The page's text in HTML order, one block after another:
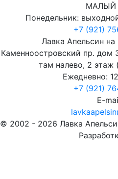
МАЛЫЙ
Понедельник:
+7 (921)
Лавка Апельсин
Каменноостровский пр. дом
там налево, 2
Ежедневно:
+7 (921)
E-
© 2002 - 2026 Лавка